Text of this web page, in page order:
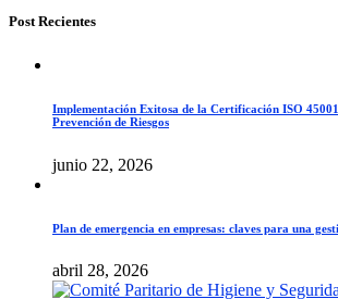
Post Recientes
Implementación Exitosa de la Certificación ISO
Prevención de Riesgos
junio 22, 2026
Plan de emergencia en empresas: claves para una
abril 28, 2026